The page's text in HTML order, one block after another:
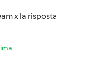
x la risposta